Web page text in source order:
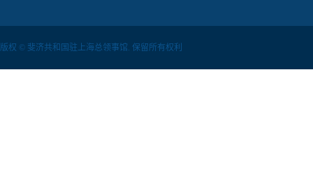
版权 © 斐济共和国驻上海总领事馆. 保留所有权利